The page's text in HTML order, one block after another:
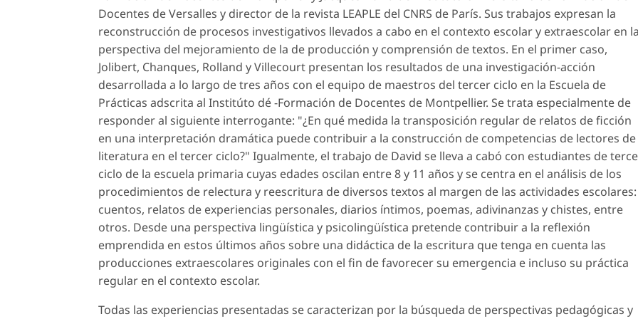
Docentes de Versalles y director de la revista LEAPLE del CNRS de París. Sus trabajos expresan la
reconstrucción de procesos investigativos llevados a cabo en el contexto escolar y extraescolar en
perspectiva del mejoramiento de la de producción y comprensión de textos. En el primer caso,
Jolibert, Chanques, Rolland y Villecourt presentan los resultados de una investigación-acción
desarrollada a lo largo de tres años con el equipo de maestros del tercer ciclo en la Escuela de
Prácticas adscrita al Institúto dé -Formación de Docentes de Montpellier. Se trata especialmente de
responder al siguiente interrogante: "¿En qué medida la transposición regular de relatos de ficción
en una interpretación dramática puede contribuir a la construcción de competencias de lectores de
literatura en el tercer ciclo?" Igualmente, el trabajo de David se lleva a cabó con estudiantes de
ciclo de la escuela primaria cuyas edades oscilan entre 8 y 11 años y se centra en el análisis de los
procedimientos de relectura y reescritura de diversos textos al margen de las actividades escolares:
cuentos, relatos de experiencias personales, diarios íntimos, poemas, adivinanzas y chistes, entre
otros. Desde una perspectiva lingüística y psicolingüística pretende contribuir a la reflexión
emprendida en estos últimos años sobre una didáctica de la escritura que tenga en cuenta las
producciones extraescolares originales con el fin de favorecer su emergencia e incluso su práctica
regular en el contexto escolar.
Todas las experiencias presentadas se caracterizan por la búsqueda de perspectivas pedagógicas y